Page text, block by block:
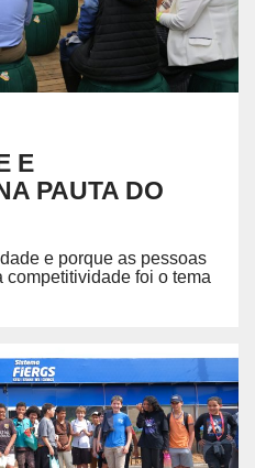
E
PAUTA DO
e porque as pessoas
competitividade foi o tema